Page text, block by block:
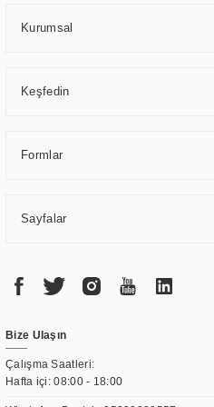
Kurumsal
Keşfedin
Formlar
Sayfalar
Bize Ulaşın
Çalışma Saatleri:
Hafta içi: 08:00 - 18:00